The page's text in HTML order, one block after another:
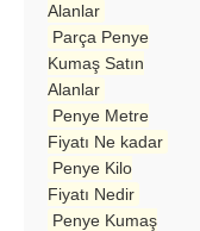
Alanlar
Parça Penye
Kumaş Satın
Alanlar
Penye Metre
Fiyatı Ne kadar
Penye Kilo
Fiyatı Nedir
Penye Kumaş